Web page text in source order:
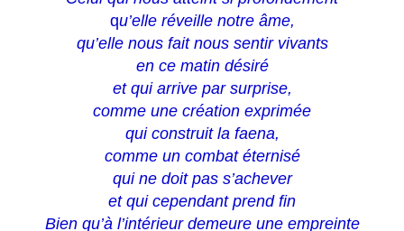
qu’elle réveille notre âme,
qu’elle nous fait nous sentir vivants
en ce matin désiré
et qui arrive par surprise,
comme une création exprimée
qui construit la faena,
comme un combat éternisé
qui ne doit pas s’achever
et qui cependant prend fin
Bien qu’à l’intérieur demeure une empreinte